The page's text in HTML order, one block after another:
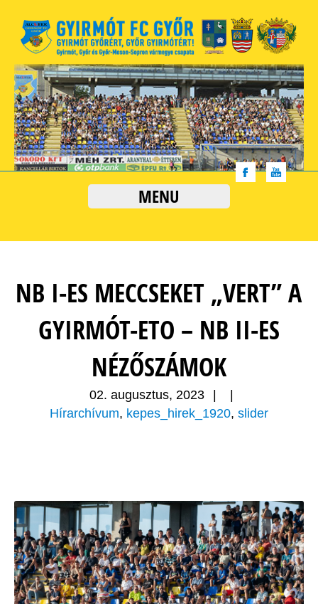
MENU
NB I-ES MECCSEKET „VERT” A
GYIRMÓT-ETO – NB II-ES
NÉZŐSZÁMOK
02. augusztus, 2023
Hírarchívum, kepes_hirek_1920, slider